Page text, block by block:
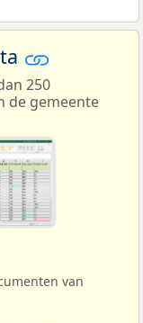
250
de gemeente
van